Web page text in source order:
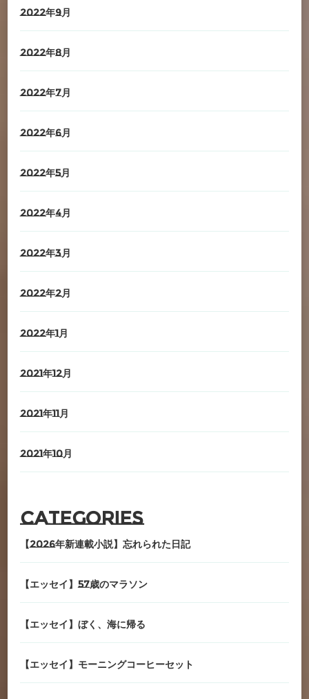
2022年9月
2022年8月
2022年7月
2022年6月
2022年5月
2022年4月
2022年3月
2022年2月
2022年1月
2021年12月
2021年11月
2021年10月
Categories
【2026年新連載小説】忘れられた日記
【エッセイ】57歳のマラソン
【エッセイ】ぼく、海に帰る
【エッセイ】モーニングコーヒーセット